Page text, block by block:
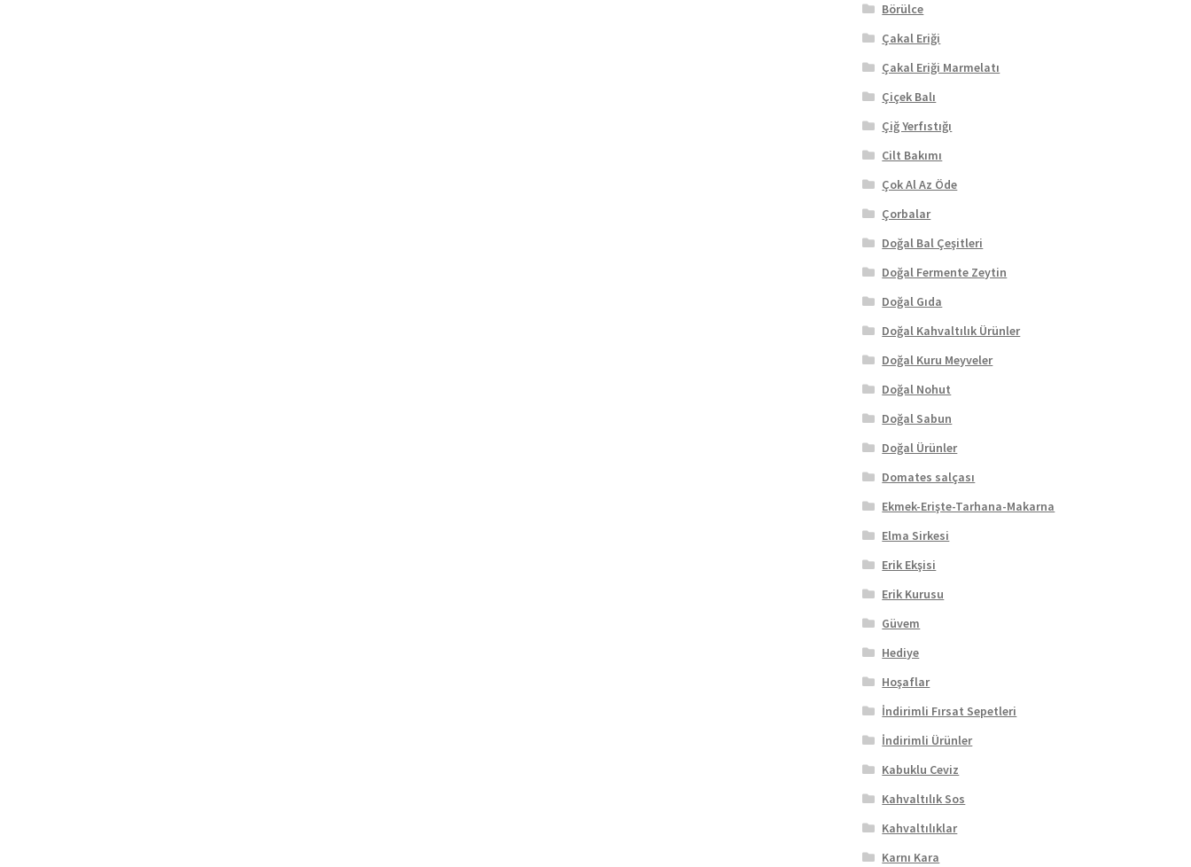
Börülce
Çakal Eriği
Çakal Eriği Marmelatı
Çiçek Balı
Çiğ Yerfıstığı
Cilt Bakımı
Çok Al Az Öde
Çorbalar
Doğal Bal Çeşitleri
Doğal Fermente Zeytin
Doğal Gıda
Doğal Kahvaltılık Ürünler
Doğal Kuru Meyveler
Doğal Nohut
Doğal Sabun
Doğal Ürünler
Domates salçası
Ekmek-Erişte-Tarhana-Makarna
Elma Sirkesi
Erik Ekşisi
Erik Kurusu
Güvem
Hediye
Hoşaflar
İndirimli Fırsat Sepetleri
İndirimli Ürünler
Kabuklu Ceviz
Kahvaltılık Sos
Kahvaltılıklar
Karnı Kara